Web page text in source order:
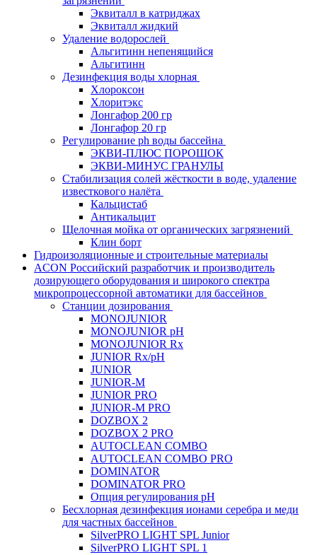
Эквиталл в катриджах
Эквиталл жидкий
Удаление водорослей
Альгитинн непенящийся
Альгитинн
Дезинфекция воды хлорная
Хлороксон
Хлоритэкс
Лонгафор 200 гр
Лонгафор 20 гр
Регулирование ph воды бассейна
ЭКВИ-ПЛЮС ПОРОШОК
ЭКВИ-МИНУС ГРАНУЛЫ
Стабилизация солей жёсткости в воде, удаление
известкового налёта
Кальцистаб
Антикальцит
Щелочная мойка от органических загрязнений
Клин борт
Гидроизоляционные и строительные материалы
ACON Российский разработчик и производитель
дозирующего оборудования и широкого спектра
микропроцессорной автоматики для бассейнов
Станции дозирования
MONOJUNIOR
MONOJUNIOR pH
MONOJUNIOR Rx
JUNIOR Rx/pH
JUNIOR
JUNIOR-M
JUNIOR PRO
JUNIOR-M PRO
DOZBOX 2
DOZBOX 2 PRO
AUTOCLEAN COMBO
AUTOCLEAN COMBO PRO
DOMINATOR
DOMINATOR PRO
Опция регулирования pH
Беcхлорная дезинфекция ионами серебра и меди
для частных бассейнов
SilverPRO LIGHT SPL Junior
SilverPRO LIGHT SPL 1